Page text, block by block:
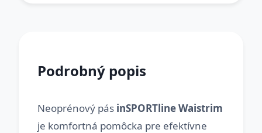
Podrobný popis
Neoprénový pás inSPORTline Waistrim
je komfortná pomôcka pre efektívne